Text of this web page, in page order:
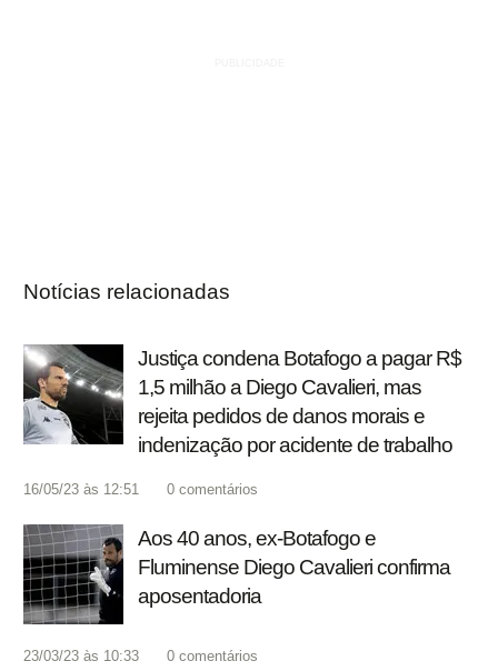
Notícias relacionadas
Justiça condena Botafogo a pagar R$
1,5 milhão a Diego Cavalieri, mas
rejeita pedidos de danos morais e
indenização por acidente de trabalho
16/05/23 às 12:51 0 comentários
Aos 40 anos, ex-Botafogo e
Fluminense Diego Cavalieri confirma
aposentadoria
23/03/23 às 10:33 0 comentários